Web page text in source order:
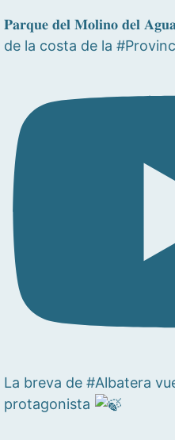
𝐏𝐚𝐫𝐪𝐮𝐞 𝐝𝐞𝐥 𝐌𝐨𝐥𝐢𝐧𝐨 𝐝𝐞𝐥
de la costa de la
La breva de #Albatera
protagonista